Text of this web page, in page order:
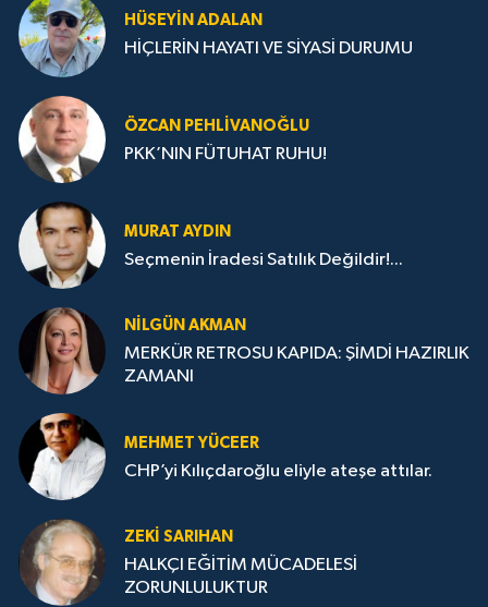
HÜSEYIN ADALAN
HİÇLERİN HAYATI VE SİYASİ DURUMU
ÖZCAN PEHLIVANOĞLU
PKK’NIN FÜTUHAT RUHU!
MURAT AYDIN
Seçmenin İradesi Satılık Değildir!...
NILGÜN AKMAN
MERKÜR RETROSU KAPIDA: ŞİMDİ HAZIRLIK
ZAMANI
MEHMET YÜCEER
CHP’yi Kılıçdaroğlu eliyle ateşe attılar.
ZEKI SARIHAN
HALKÇI EĞİTİM MÜCADELESİ
ZORUNLULUKTUR